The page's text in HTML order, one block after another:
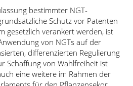
bestimmter NGT-
Schutz vor Patenten
gesetzlich verankert werden, ist
von NGTs auf der
differenzierten Regulierung
Schaffung von Wahlfreiheit ist
eine weitere im Rahmen der